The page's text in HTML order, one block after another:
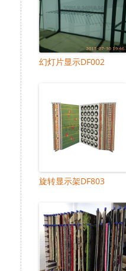
幻灯片显示DF002
旋转显示架DF803